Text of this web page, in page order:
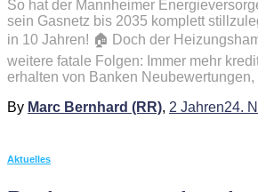
So hat der Mannheimer
sein Gasnetz bis 2035 komplett
in 10 Jahren! 🏠 Doch der
weitere fatale Folgen: Immer mehr
erhalten von Banken Neubewertungen,
By Marc Bernhard (RR), 2 Jahren24.
Aktuelles